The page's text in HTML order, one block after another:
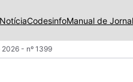
CodesinfoManual de
- nº 1399